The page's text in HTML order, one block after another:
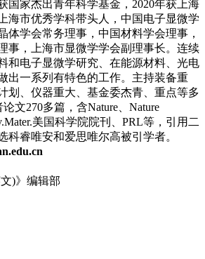
国家杰出青年科学基金，2020年获上海
海市优秀学科带头人，中国电子显微学
体学会常务理事，中国材料学会理事，
事，上海市显微学学会副理事长。连续
和电子显微学研究、在能源材料、光电
出一系列有特色的工作。主持装备重
划、仪器重大、基金委杰青、重点等多
文270多篇，含Nature、 Nature
美国科学院院刊、PRL等，引用二
科睿唯安和爱思唯尔高被引学者。
)》编辑部